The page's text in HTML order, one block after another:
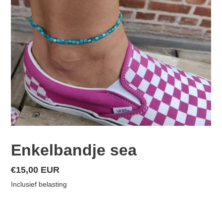
Enkelbandje sea
Normale
prijs
€15,00 EUR
Inclusief belasting